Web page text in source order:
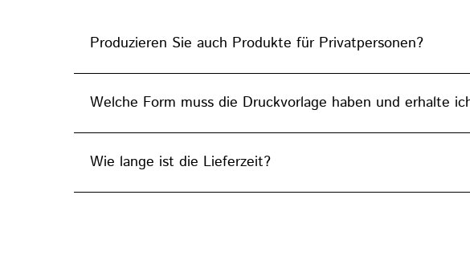
Produzieren Sie auch Produkte für Privatpersonen?
Welche Form muss die Druckvorlage haben und erhalte
Wie lange ist die Lieferzeit?